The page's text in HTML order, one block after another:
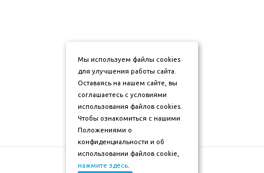
Мы используем файлы cookies
для улучшения работы сайта.
Оставаясь на нашем сайте, вы
соглашаетесь с условиями
использования файлов cookies.
Чтобы ознакомиться с нашими
Положениями о
конфиденциальности и об
использовании файлов cookie,
нажмите здесь